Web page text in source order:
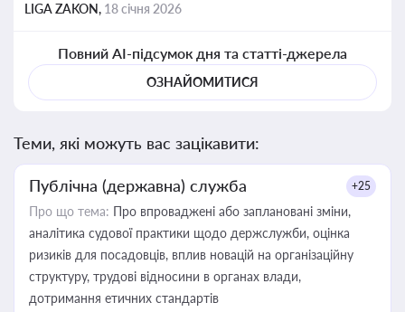
LIGA ZAKON, 18 січня 2026
Повний AI-підсумок дня та статті-джерела
ОЗНАЙОМИТИСЯ
Теми, які можуть вас зацікавити:
Публічна (державна) служба +25
Про що тема: Про впроваджені або заплановані зміни,
аналітика судової практики щодо держслужби, оцінка
ризиків для посадовців, вплив новацій на організаційну
структуру, трудові відносини в органах влади,
дотримання етичних стандартів